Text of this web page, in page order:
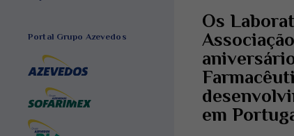
Portal Grupo Azevedos
Os
em